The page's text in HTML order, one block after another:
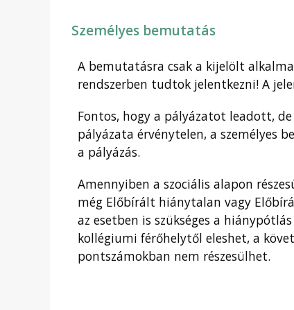
Személyes bemutatás
A bemutatásra csak a kijelölt
rendszerben tudtok jelentkezni! A
Fontos, hogy a pályázatot leadott,
pályázata érvénytelen, a személyes
a pályázás.
Amennyiben a szociális alapon
még Előbírált hiánytalan vagy
az esetben is szükséges a
kollégiumi férőhelytől eleshet, a
pontszámokban nem részesülhet.